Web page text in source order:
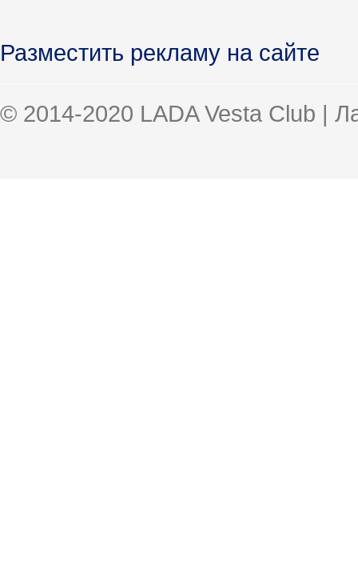
Разместить рекламу на сайте
© 2014-2020 LADA Vesta Club |